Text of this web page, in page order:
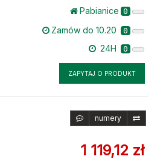
Pabianice 0
Zamów do 10.20 0
24H 0
ZAPYTAJ O PRODUKT
numery
1 119,12 zł